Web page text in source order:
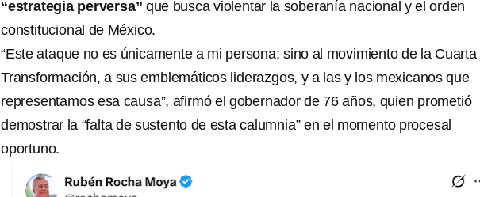
“estrategia perversa” que busca violentar la soberanía nacional y el orden
constitucional de México.
“Este ataque no es únicamente a mi persona; sino al movimiento de la Cuarta
Transformación, a sus emblemáticos liderazgos, y a las y los mexicanos que
representamos esa causa”, afirmó el gobernador de 76 años, quien prometió
demostrar la “falta de sustento de esta calumnia” en el momento procesal
oportuno.